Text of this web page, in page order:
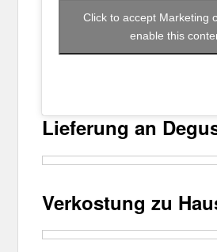
Click to accept Marketing
enable this
Lieferung an
Verkostung zu